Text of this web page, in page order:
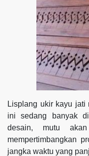
Lisplang ukir kayu jati
ini sedang banyak
desain, mutu
mempertimbangkan
jangka waktu yang